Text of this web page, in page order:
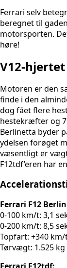
Ferrari selv
beregnet til
motorsporten.
høre!
V12-hjertet
Motoren er den
finde i den
dog fået flere
hestekræfter og
Berlinetta byder
ydelsen forøget
væsentligt er
F12tdf’eren har
Ferrari F12
0-100 km/t: 3,1
0-200 km/t: 8,5
Topfart: +340
Tørvægt: 1.525 kg
Ferrari F12tdf: